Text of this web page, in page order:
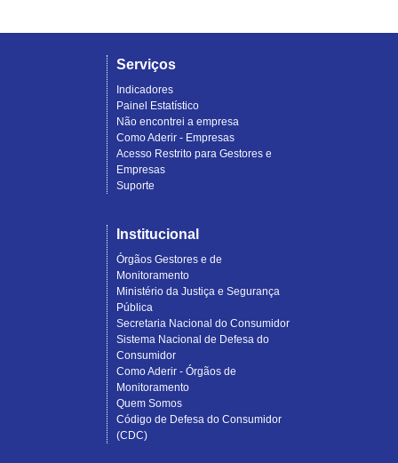
Serviços
Indicadores
Painel Estatístico
Não encontrei a empresa
Como Aderir - Empresas
Acesso Restrito para Gestores e
Empresas
Suporte
Institucional
Órgãos Gestores e de
Monitoramento
Ministério da Justiça e Segurança
Pública
Secretaria Nacional do Consumidor
Sistema Nacional de Defesa do
Consumidor
Como Aderir - Órgãos de
Monitoramento
Quem Somos
Código de Defesa do Consumidor
(CDC)